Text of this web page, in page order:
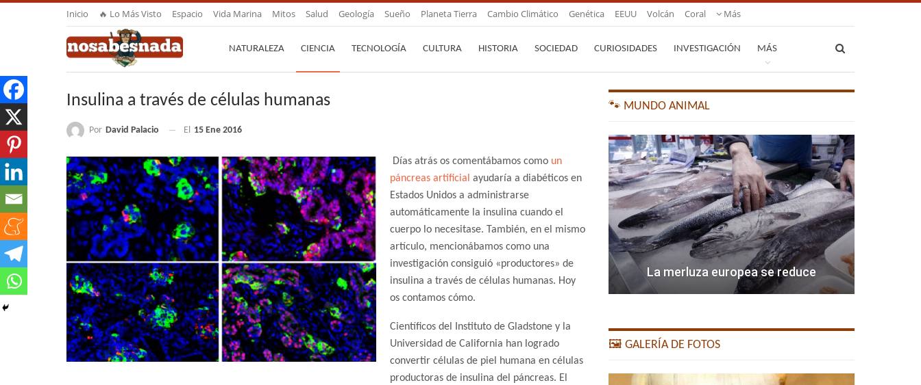
Inicio 🔥 Lo Más Visto Espacio Vida Marina Mitos Salud Geología Sueño Planeta Tierra Cambio Climático Genética EEUU Volcán Coral Más
NATURALEZA CIENCIA TECNOLOGÍA CULTURA HISTORIA SOCIEDAD CURIOSIDADES INVESTIGACIÓN MÁS
Insulina a través de células humanas
Por David Palacio El 15 Ene 2016
Días atrás os comentábamos como un
páncreas artificial ayudaría a diabéticos en
Estados Unidos a administrarse
automáticamente la insulina cuando el
cuerpo lo necesitase. También, en el mismo
artículo, mencionábamos como una
investigación consiguió «productores» de
insulina a través de células humanas. Hoy
os contamos cómo.
Científicos del Instituto de Gladstone y la
Universidad de California han logrado
convertir células de piel humana en células
productoras de insulina del páncreas. El
🐾 MUNDO ANIMAL
La merluza europea se reduce
🖼️ GALERÍA DE FOTOS